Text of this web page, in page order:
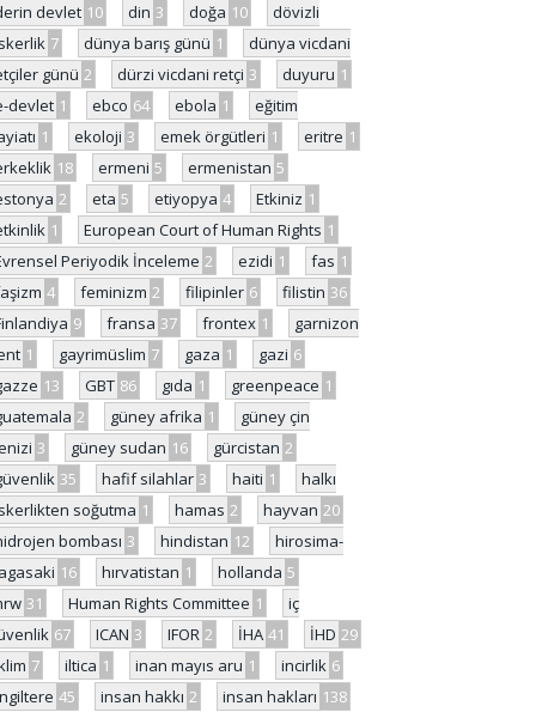
devlet 10 din 3 doğa 10
dövizli
7 dünya barış günü 1
dünya vicdani
günü 2 dürzi vicdani retçi 3 duyuru 1
devlet 1 ebco 64 ebola 1
eğitim
1 ekoloji 3 emek örgütleri 1 eritre 1
18 ermeni 5 ermenistan 5
2 eta 5 etiyopya 4 Etkiniz 1
1 European Court of Human Rights 1
Periyodik İnceleme 2 ezidi 1 fas 1
4 feminizm 2 filipinler 6 filistin 36
9 fransa 37 frontex 1
garnizon
1 gayrimüslim 7 gaza 1 gazi 6
13 GBT 86 gıda 1 greenpeace 1
2 güney afrika 1
güney çin
3 güney sudan 16 gürcistan 2
35 hafif silahlar 3 haiti 1
halkı
soğutma 1 hamas 2 hayvan 20
bombası 3 hindistan 12
hirosima-
16 hırvatistan 1 hollanda 5
31 Human Rights Committee 1
iç
67 ICAN 3 IFOR 2 İHA 41 İHD 29
7 iltica 1 inan mayıs aru 1 incirlik 6
45 insan hakkı 2 insan hakları 138